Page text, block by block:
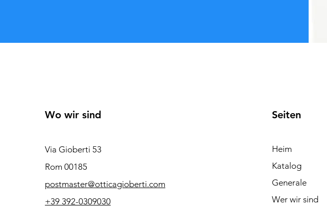
Wo wir sind
Via Gioberti 53
Rom 00185
postmaster@otticagioberti.com
+39 392-0309030
Seiten
Heim
Katalog
Generale
Wer wir sind